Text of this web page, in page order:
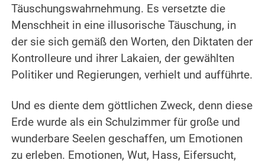
Täuschungswahrnehmung. Es versetzte die
Menschheit in eine illusorische Täuschung, in
der sie sich gemäß den Worten, den Diktaten der
Kontrolleure und ihrer Lakaien, der gewählten
Politiker und Regierungen, verhielt und aufführte.
Und es diente dem göttlichen Zweck, denn diese
Erde wurde als ein Schulzimmer für große und
wunderbare Seelen geschaffen, um Emotionen
zu erleben. Emotionen, Wut, Hass, Eifersucht,